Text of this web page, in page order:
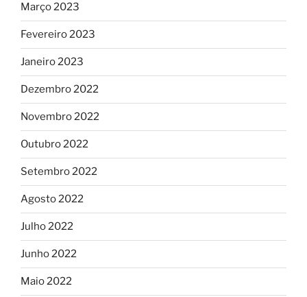
Março 2023
Fevereiro 2023
Janeiro 2023
Dezembro 2022
Novembro 2022
Outubro 2022
Setembro 2022
Agosto 2022
Julho 2022
Junho 2022
Maio 2022